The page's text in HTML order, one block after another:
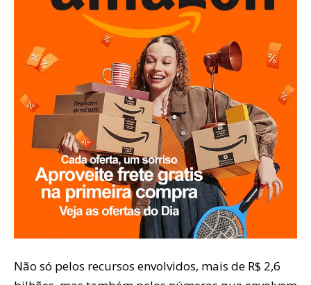
Não só pelos recursos envolvidos, mais de R$ 2,6